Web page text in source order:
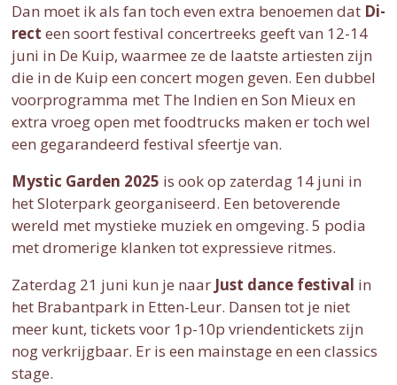
Dan moet ik als fan toch even extra benoemen dat Di-
rect een soort festival concertreeks geeft van 12-14
juni in De Kuip, waarmee ze de laatste artiesten zijn
die in de Kuip een concert mogen geven. Een dubbel
voorprogramma met The Indien en Son Mieux en
extra vroeg open met foodtrucks maken er toch wel
een gegarandeerd festival sfeertje van.
Mystic Garden 2025 is ook op zaterdag 14 juni in
het Sloterpark georganiseerd. Een betoverende
wereld met mystieke muziek en omgeving. 5 podia
met dromerige klanken tot expressieve ritmes.
Zaterdag 21 juni kun je naar Just dance festival in
het Brabantpark in Etten-Leur. Dansen tot je niet
meer kunt, tickets voor 1p-10p vriendentickets zijn
nog verkrijgbaar. Er is een mainstage en een classics
stage.